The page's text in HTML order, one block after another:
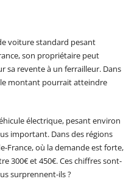
voiture standard pesant
son propriétaire peut
sa revente à un ferrailleur. Dans
le montant pourrait atteindre
électrique, pesant environ
important. Dans des régions
France, où la demande est forte,
300€ et 450€. Ces chiffres sont-
surprennent-ils ?